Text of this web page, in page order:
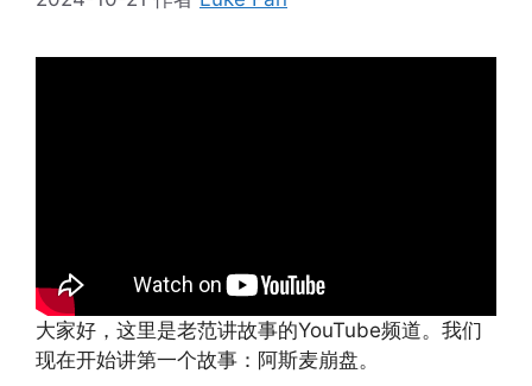
大家好，这里是老范讲故事的YouTube频道。我们
现在开始讲第一个故事：阿斯麦崩盘。